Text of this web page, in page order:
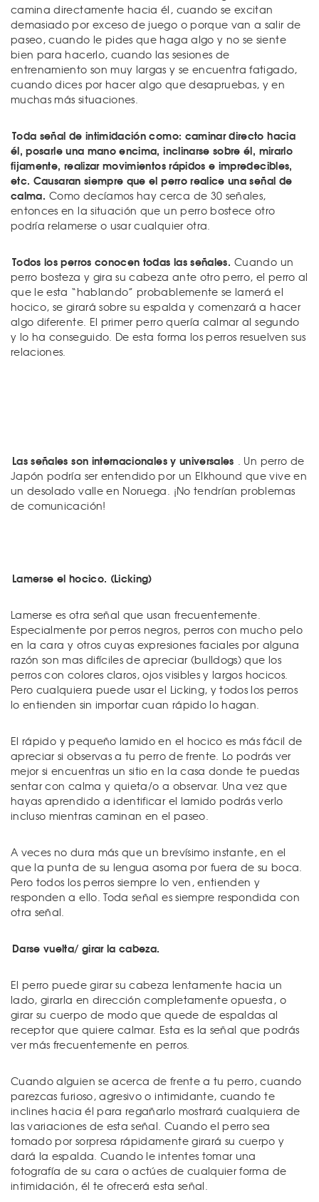
camina directamente hacia él, cuando se excitan
demasiado por exceso de juego o porque van a salir de
paseo, cuando le pides que haga algo y no se siente
bien para hacerlo, cuando las sesiones de
entrenamiento son muy largas y se encuentra fatigado,
cuando dices por hacer algo que desapruebas, y en
muchas más situaciones.
Toda señal de intimidación como: caminar directo hacia
él, posarle una mano encima, inclinarse sobre él, mirarlo
fijamente, realizar movimientos rápidos e impredecibles,
etc. Causaran siempre que el perro realice una señal de
calma. Como decíamos hay cerca de 30 señales,
entonces en la situación que un perro bostece otro
podría relamerse o usar cualquier otra.
Todos los perros conocen todas las señales. Cuando un
perro bosteza y gira su cabeza ante otro perro, el perro al
que le esta “hablando” probablemente se lamerá el
hocico, se girará sobre su espalda y comenzará a hacer
algo diferente. El primer perro quería calmar al segundo
y lo ha conseguido. De esta forma los perros resuelven sus
relaciones.
Las señales son internacionales y universales
. Un perro de
Japón podría ser entendido por un Elkhound que vive en
un desolado valle en Noruega. ¡No tendrían problemas
de comunicación!
Lamerse el hocico. (Licking)
Lamerse es otra señal que usan frecuentemente.
Especialmente por perros negros, perros con mucho pelo
en la cara y otros cuyas expresiones faciales por alguna
razón son mas difíciles de apreciar (bulldogs) que los
perros con colores claros, ojos visibles y largos hocicos.
Pero cualquiera puede usar el Licking, y todos los perros
lo entienden sin importar cuan rápido lo hagan.
El rápido y pequeño lamido en el hocico es más fácil de
apreciar si observas a tu perro de frente. Lo podrás ver
mejor si encuentras un sitio en la casa donde te puedas
sentar con calma y quieta/o a observar. Una vez que
hayas aprendido a identificar el lamido podrás verlo
incluso mientras caminan en el paseo.
A veces no dura más que un brevísimo instante, en el
que la punta de su lengua asoma por fuera de su boca.
Pero todos los perros siempre lo ven, entienden y
responden a ello. Toda señal es siempre respondida con
otra señal.
Darse vuelta/ girar la cabeza.
El perro puede girar su cabeza lentamente hacia un
lado, girarla en dirección completamente opuesta, o
girar su cuerpo de modo que quede de espaldas al
receptor que quiere calmar. Esta es la señal que podrás
ver más frecuentemente en perros.
Cuando alguien se acerca de frente a tu perro, cuando
parezcas furioso, agresivo o intimidante, cuando te
inclines hacia él para regañarlo mostrará cualquiera de
las variaciones de esta señal. Cuando el perro sea
tomado por sorpresa rápidamente girará su cuerpo y
dará la espalda. Cuando le intentes tomar una
fotografía de su cara o actúes de cualquier forma de
intimidación, él te ofrecerá esta señal.